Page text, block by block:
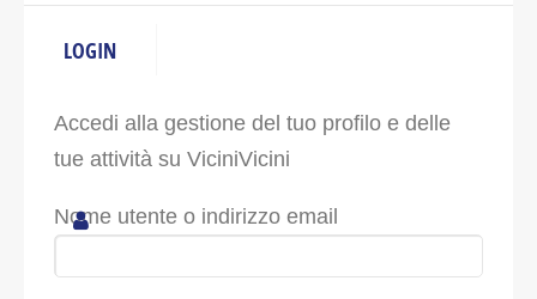
LOGIN
Accedi alla gestione del tuo profilo e delle
tue attività su ViciniVicini
Nome utente o indirizzo email